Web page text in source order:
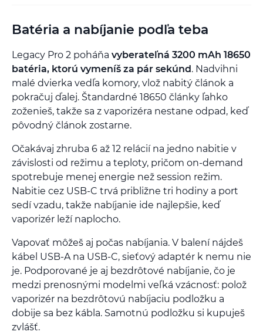
Batéria a nabíjanie podľa teba
Legacy Pro 2 poháňa vyberateľná 3200 mAh 18650
batéria, ktorú vymeníš za pár sekúnd. Nadvihni
malé dvierka vedľa komory, vlož nabitý článok a
pokračuj ďalej. Štandardné 18650 články ľahko
zoženieš, takže sa z vaporizéra nestane odpad, keď
pôvodný článok zostarne.
Očakávaj zhruba 6 až 12 relácií na jedno nabitie v
závislosti od režimu a teploty, pričom on-demand
spotrebuje menej energie než session režim.
Nabitie cez USB-C trvá približne tri hodiny a port
sedí vzadu, takže nabíjanie ide najlepšie, keď
vaporizér leží naplocho.
Vapovať môžeš aj počas nabíjania. V balení nájdeš
kábel USB-A na USB-C, sieťový adaptér k nemu nie
je. Podporované je aj bezdrôtové nabíjanie, čo je
medzi prenosnými modelmi veľká vzácnosť: polož
vaporizér na bezdrôtovú nabíjaciu podložku a
dobije sa bez kábla. Samotnú podložku si kupuješ
zvlášť.